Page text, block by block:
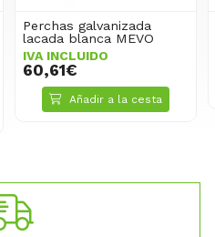
Perchas galvanizada
lacada blanca MEVO
IVA INCLUIDO
60,61€
Añadir a la cesta